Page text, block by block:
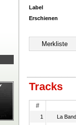
Label
Erschienen
Tracks
#
1
La